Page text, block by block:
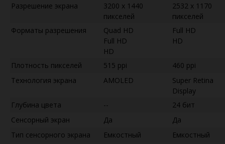
Разрешение экрана
3200 x 1440
пикселей
2532 x 1170
пикселей
Форматы разрешения
Quad HD
Full HD
HD
Full HD
HD
Плотность пикселей 515 ppi
460 ppi
Технология экрана
AMOLED
Super Retina
Display
Глубина цвета
--
24 бит
Сенсорный экран
Да
Да
Тип сенсорного экрана
Емкостный
Емкостный